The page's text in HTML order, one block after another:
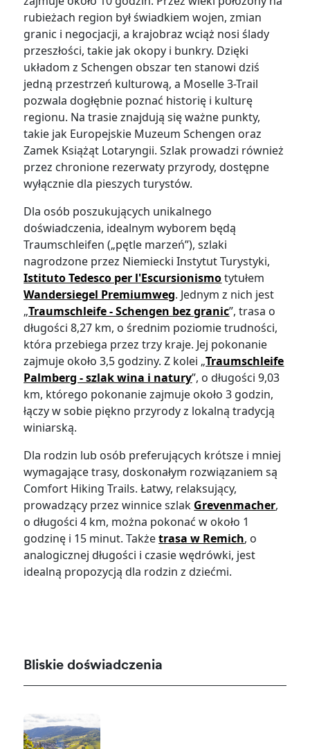
rubieżach region był świadkiem wojen, zmian
granic i negocjacji, a krajobraz wciąż nosi ślady
przeszłości, takie jak okopy i bunkry. Dzięki
układom z Schengen obszar ten stanowi dziś
jedną przestrzeń kulturową, a Moselle 3-Trail
pozwala dogłębnie poznać historię i kulturę
regionu. Na trasie znajdują się ważne punkty,
takie jak Europejskie Muzeum Schengen oraz
Zamek Książąt Lotaryngii. Szlak prowadzi również
przez chronione rezerwaty przyrody, dostępne
wyłącznie dla pieszych turystów.
Dla osób poszukujących unikalnego
doświadczenia, idealnym wyborem będą
Traumschleifen („pętle marzeń”), szlaki
nagrodzone przez Niemiecki Instytut Turystyki,
Istituto Tedesco per l'Escursionismotytułem
Wandersiegel Premiumweg. Jednym z nich jest
„Traumschleife - Schengen bez granic”, trasa o
długości 8,27 km, o średnim poziomie trudności,
która przebiega przez trzy kraje. Jej pokonanie
zajmuje około 3,5 godziny. Z kolei „Traumschleife
Palmberg - szlak wina i natury”, o długości 9,03
km, którego pokonanie zajmuje około 3 godzin,
łączy w sobie piękno przyrody z lokalną tradycją
winiarską.
Dla rodzin lub osób preferujących krótsze i mniej
wymagające trasy, doskonałym rozwiązaniem są
Comfort Hiking Trails. Łatwy, relaksujący,
prowadzący przez winnice szlak Grevenmacher,
o długości 4 km, można pokonać w około 1
godzinę i 15 minut. Takżetrasa w Remich, o
analogicznej długości i czasie wędrówki, jest
idealną propozycją dla rodzin z dziećmi.
Bliskie doświadczenia